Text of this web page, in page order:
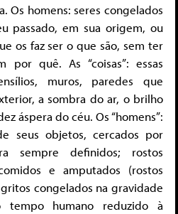
Os homens: seres congelados
passado, em sua origem, ou
os faz ser o que são, sem ter
por quê. As “coisas”: essas
muros, paredes que
a sombra do ar, o brilho
áspera do céu. Os “homens”:
seus objetos, cercados por
sempre definidos; rostos
e amputados (rostos
congelados na gravidade
tempo humano reduzido à